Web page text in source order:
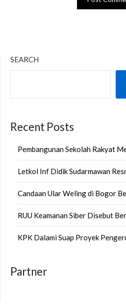
SEARCH
Recent Posts
Pembangunan Sekolah Rakyat
Letkol Inf Didik Sudarmawan
Candaan Ular Weling di Bogor
RUU Keamanan Siber Disebut
KPK Dalami Suap Proyek
Partner